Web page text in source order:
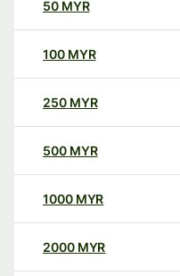
50 MYR
100 MYR
250 MYR
500 MYR
1000 MYR
2000 MYR